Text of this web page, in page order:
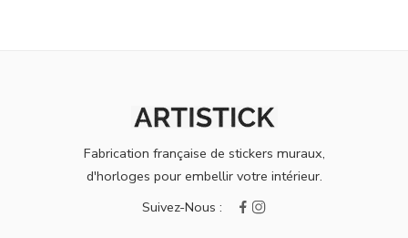
Fabrication française de stickers muraux,
d'horloges pour embellir votre intérieur.